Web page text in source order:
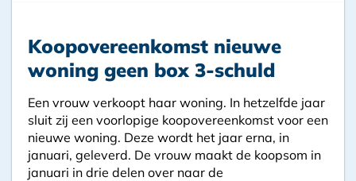
Koopovereenkomst nieuwe
woning geen box 3-schuld
Een vrouw verkoopt haar woning. In hetzelfde jaar
sluit zij een voorlopige koopovereenkomst voor een
nieuwe woning. Deze wordt het jaar erna, in
januari, geleverd. De vrouw maakt de koopsom in
januari in drie delen over naar de